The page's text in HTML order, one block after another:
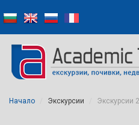
Начало Экскурсии Экскурсии